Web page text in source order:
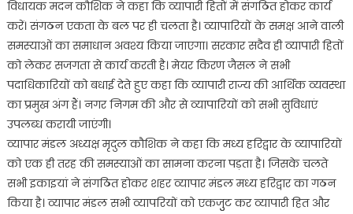
विधायक मदन कौशिक ने कहा कि व्यापारी हितों में संगठित होकर कार्य
करें। संगठन एकता के बल पर ही चलता है। व्यापारियों के समक्ष आने वाली
समस्याओं का समाधान अवश्य किया जाएगा। सरकार सदैव ही व्यापारी हितों
को लेकर सजगता से कार्य करती है। मेयर किरण जैसल ने सभी
पदाधिकारियों को बधाई देते हुए कहा कि व्यापारी राज्य की आर्थिक व्यवस्था
का प्रमुख अंग हैं। नगर निगम की और से व्यापारियों को सभी सुविधाएं
उपलब्ध करायी जाएंगी।
व्यापार मंडल अध्यक्ष मृदुल कौशिक ने कहा कि मध्य हरिद्वार के व्यापारियों
को एक ही तरह की समस्याओं का सामना करना पड़ता है। जिसके चलते
सभी इकाइयां ने संगठित होकर शहर व्यापार मंडल मध्य हरिद्वार का गठन
किया है। व्यापार मंडल सभी व्यापरियों को एकजुुट कर व्यापारी हित और